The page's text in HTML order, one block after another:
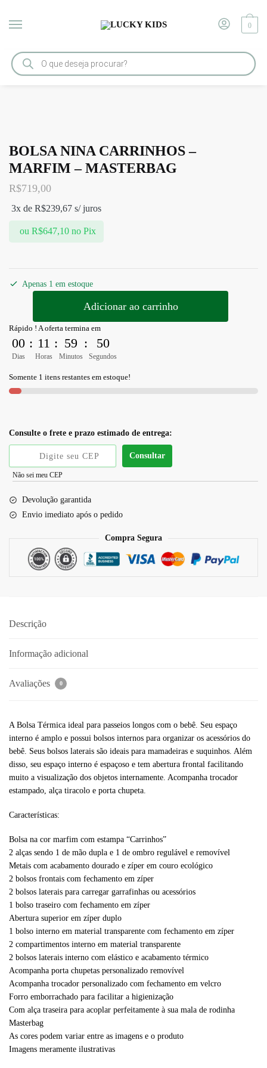
0
Início / BOLSAS / BOLSA NINA CARRINHOS – MARFIM – MASTERBAG
BOLSA NINA CARRINHOS –
MARFIM – MASTERBAG
R$719,00
ou R$647,10 no Pix
3x de R$239,67 s/ juros
Apenas 1 em estoque
Adicionar ao carrinho
Rápido ! A oferta termina em
00
Dias
: 11
Horas
: 59
Minutos
: 49
Segundos
Somente 1 itens restantes em estoque!
Consulte o frete e prazo estimado de entrega:
Consultar
Não sei meu CEP
Devolução garantida
Envio imediato após o pedido
Compra Segura
Descrição
Informação adicional
Avaliações 0
A Bolsa Térmica ideal para passeios longos com o bebê. Seu espaço
interno é amplo e possui bolsos internos para organizar os acessórios do
bebê. Seus bolsos laterais são ideais para mamadeiras e suquinhos. Além
disso, seu espaço interno é espaçoso e tem abertura frontal facilitando
muito a visualização dos objetos internamente. Acompanha trocador
estampado, alça tiracolo e porta chupeta.
Características:
Bolsa na cor marfim com estampa “Carrinhos”
2 alças sendo 1 de mão dupla e 1 de ombro regulável e removível
Metais com acabamento dourado e zíper em couro ecológico
2 bolsos frontais com fechamento em zíper
2 bolsos laterais para carregar garrafinhas ou acessórios
1 bolso traseiro com fechamento em zíper
Abertura superior em zíper duplo
1 bolso interno em material transparente com fechamento em zíper
2 compartimentos interno em material transparente
2 bolsos laterais interno com elástico e acabamento térmico
Acompanha porta chupetas personalizado removível
Acompanha trocador personalizado com fechamento em velcro
Forro emborrachado para facilitar a higienização
Com alça traseira para acoplar perfeitamente à sua mala de rodinha
Masterbag
As cores podem variar entre as imagens e o produto
Imagens meramente ilustrativas